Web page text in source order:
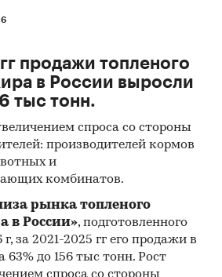
на товар (услугу)в ФО к
года в сравнении с
2002-2025
в ФО в сравнении с
за месяц. Данные за
к предыдущему месяцу,
в ФО в сравнении с
за год. Данные за
к предыдущему году,
в регионах ФО. Указаны
и минимальной
продажи топленого
в России выросли
тыс тонн.
спроса со стороны
производителей кормов
и
комбинатов.
рынка топленого
в России», подготовленного
за 2021-2025 гг его продажи в
63% до 156 тыс тонн. Рост
спроса со стороны